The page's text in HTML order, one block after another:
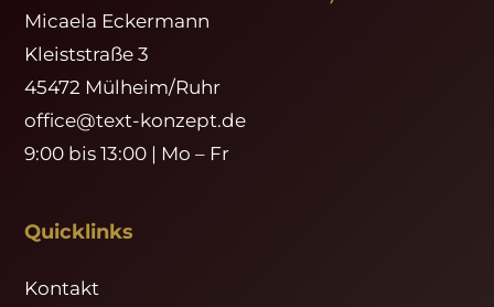
Micaela Eckermann
Kleiststraße 3
45472 Mülheim/Ruhr
office@text-konzept.de
9:00 bis 13:00 | Mo – Fr
Quicklinks
Kontakt